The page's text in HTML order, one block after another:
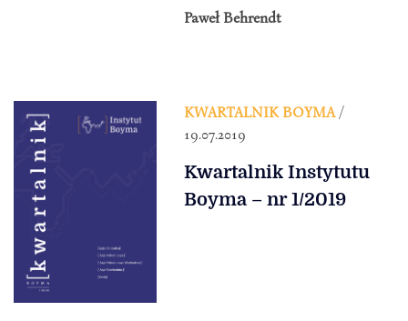
Paweł Behrendt
KWARTALNIK BOYMA/
19.07.2019
Kwartalnik Instytutu
Boyma – nr 1/2019